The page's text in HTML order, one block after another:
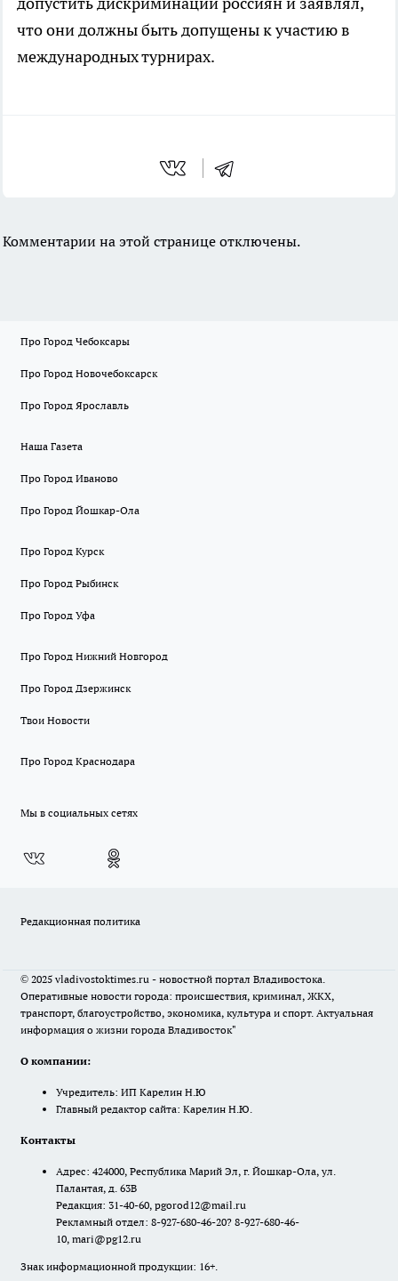
что они должны быть допущены к участию в
международных турнирах.
Комментарии на этой странице отключены.
Про Город Чебоксары
Про Город Новочебоксарск
Про Город Ярославль
Наша Газета
Про Город Иваново
Про Город Йошкар-Ола
Про Город Курск
Про Город Рыбинск
Про Город Уфа
Про Город Нижний Новгород
Про Город Дзержинск
Твои Новости
Про Город Краснодара
Мы в социальных сетях
Редакционная политика
© 2025 vladivostoktimes.ru - новостной портал Владивостока.
Оперативные новости города: происшествия, криминал, ЖКХ,
транспорт, благоустройство, экономика, культура и спорт. Актуальная
информация о жизни города Владивосток"
О компании:
Учредитель: ИП Карелин Н.Ю
Главный редактор сайта: Карелин Н.Ю.
Контакты
Адрес: 424000, Республика Марий Эл, г. Йошкар-Ола, ул.
Палантая, д. 63В
Редакция: 31-40-60, pgorod12@mail.ru
Рекламный отдел: 8-927-680-46-20? 8-927-680-46-
10, mari@pg12.ru
Знак информационной продукции: 16+.